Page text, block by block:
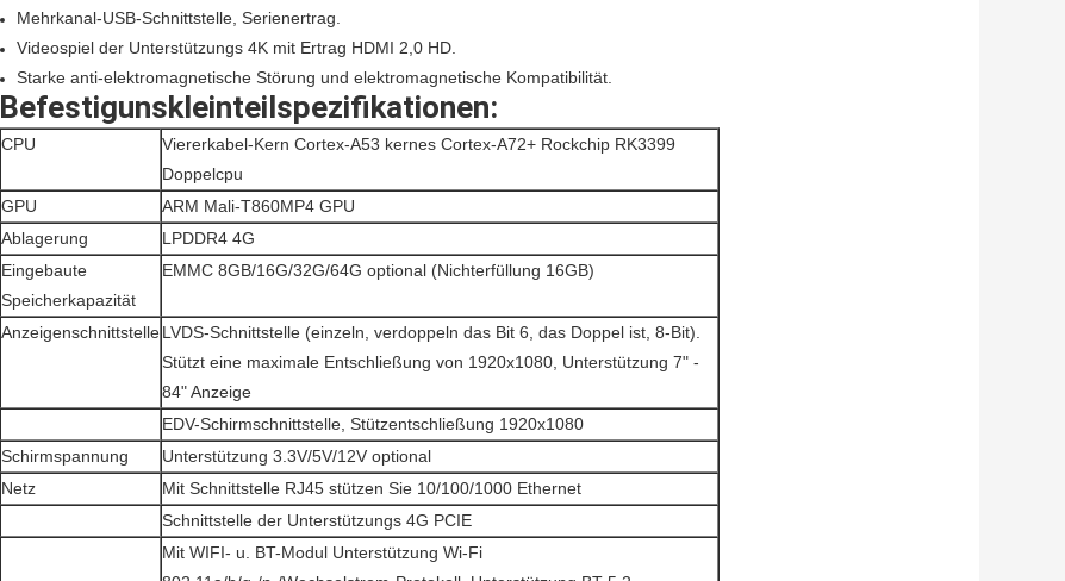
Mehrkanal-USB-Schnittstelle, Serienertrag.
Videospiel der Unterstützungs 4K mit Ertrag HDMI 2,0 HD.
Starke anti-elektromagnetische Störung und elektromagnetische Kompatibilität.
Befestigunskleinteilspezifikationen:
CPU
Viererkabel-Kern Cortex-A53 kernes Cortex-A72+ Rockchip RK3399
Doppelcpu
GPU
ARM Mali-T860MP4 GPU
Ablagerung
LPDDR4 4G
Eingebaute
Speicherkapazität
EMMC 8GB/16G/32G/64G optional (Nichterfüllung 16GB)
AnzeigenschnittstelleLVDS-Schnittstelle (einzeln, verdoppeln das Bit 6, das Doppel ist, 8-Bit).
Stützt eine maximale Entschließung von 1920x1080, Unterstützung 7" -
84" Anzeige
EDV-Schirmschnittstelle, Stützentschließung 1920x1080
Schirmspannung
Unterstützung 3.3V/5V/12V optional
Netz
Mit Schnittstelle RJ45 stützen Sie 10/100/1000 Ethernet
Schnittstelle der Unterstützungs 4G PCIE
Mit WIFI- u. BT-Modul Unterstützung Wi-Fi